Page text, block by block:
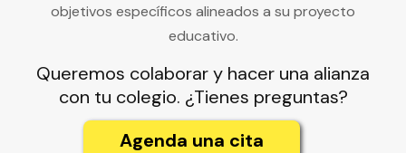
objetivos específicos alineados a su proyecto
educativo.
Queremos colaborar y hacer una alianza
con tu colegio. ¿Tienes preguntas?
Agenda una cita